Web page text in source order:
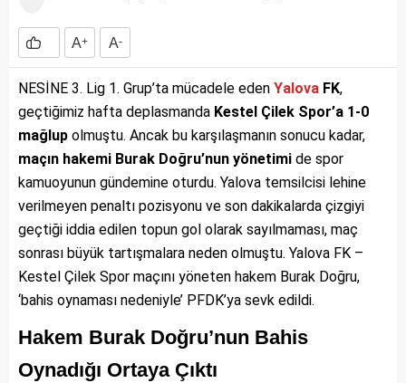
A+ A-
NESİNE 3. Lig 1. Grup’ta mücadele eden Yalova FK,
geçtiğimiz hafta deplasmanda Kestel Çilek Spor’a 1-0
mağlup olmuştu. Ancak bu karşılaşmanın sonucu kadar,
maçın hakemi Burak Doğru’nun yönetimi de spor
kamuoyunun gündemine oturdu. Yalova temsilcisi lehine
verilmeyen penaltı pozisyonu ve son dakikalarda çizgiyi
geçtiği iddia edilen topun gol olarak sayılmaması, maç
sonrası büyük tartışmalara neden olmuştu. Yalova FK –
Kestel Çilek Spor maçını yöneten hakem Burak Doğru,
‘bahis oynaması nedeniyle’ PFDK’ya sevk edildi.
Hakem Burak Doğru’nun Bahis
Oynadığı Ortaya Çıktı